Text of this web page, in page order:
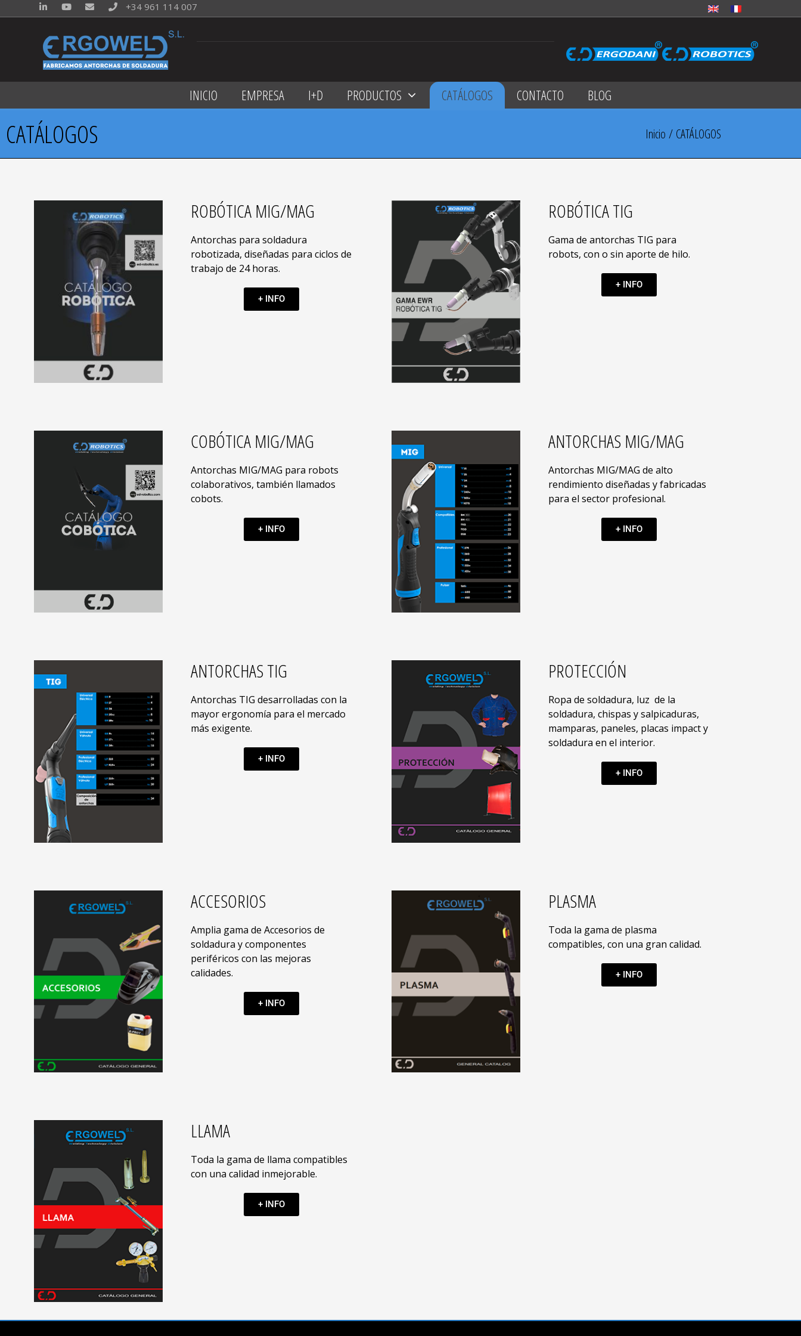
+34 961 114 007
INICIO EMPRESA I+D PRODUCTOS CATÁLOGOS CONTACTO BLOG
CATÁLOGOS Inicio / CATÁLOGOS
ROBÓTICA MIG/MAG
Antorchas para soldadura
robotizada, diseñadas para ciclos de
trabajo de 24 horas.
+ INFO
ROBÓTICA TIG
Gama de antorchas TIG para
robots, con o sin aporte de hilo.
+ INFO
COBÓTICA MIG/MAG
Antorchas MIG/MAG para robots
colaborativos, también llamados
cobots.
+ INFO
ANTORCHAS MIG/MAG
Antorchas MIG/MAG de alto
rendimiento diseñadas y fabricadas
para el sector profesional.
+ INFO
ANTORCHAS TIG
Antorchas TIG desarrolladas con la
mayor ergonomía para el mercado
más exigente.
+ INFO
PROTECCIÓN
Ropa de soldadura, luz de la
soldadura, chispas y salpicaduras,
mamparas, paneles, placas impact y
soldadura en el interior.
+ INFO
ACCESORIOS
Amplia gama de Accesorios de
soldadura y componentes
periféricos con las mejoras
calidades.
+ INFO
PLASMA
Toda la gama de plasma
compatibles, con una gran calidad.
+ INFO
LLAMA
Toda la gama de llama compatibles
con una calidad inmejorable.
+ INFO